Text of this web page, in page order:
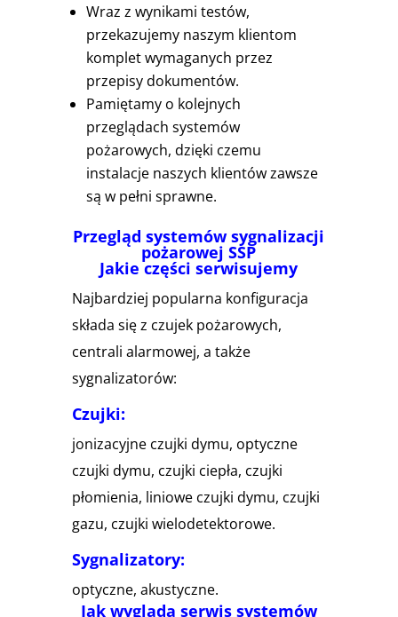
Wraz z wynikami testów,
przekazujemy naszym klientom
komplet wymaganych przez
przepisy dokumentów.
Pamiętamy o kolejnych
przeglądach systemów
pożarowych, dzięki czemu
instalacje naszych klientów zawsze
są w pełni sprawne.
Przegląd systemów sygnalizacji
pożarowej SSP
Jakie części serwisujemy
Najbardziej popularna konfiguracja
składa się z czujek pożarowych,
centrali alarmowej, a także
sygnalizatorów:
Czujki:
jonizacyjne czujki dymu, optyczne
czujki dymu, czujki ciepła, czujki
płomienia, liniowe czujki dymu, czujki
gazu, czujki wielodetektorowe.
Sygnalizatory:
optyczne, akustyczne.
Jak wygląda serwis systemów